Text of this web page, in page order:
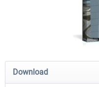
FSDG - Sharm El-Sheikh XP
Download